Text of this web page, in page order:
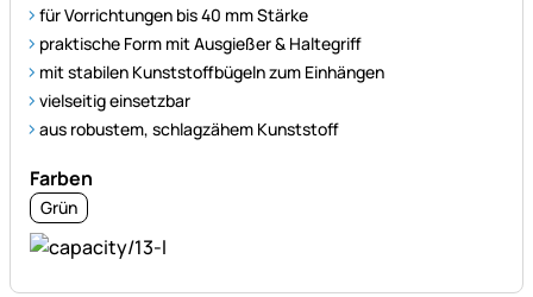
für Vorrichtungen bis 40 mm Stärke
praktische Form mit Ausgießer & Haltegriff
mit stabilen Kunststoffbügeln zum Einhängen
vielseitig einsetzbar
aus robustem, schlagzähem Kunststoff
Farben
Grün